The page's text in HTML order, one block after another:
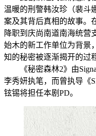
温暖的刑警韩汝珍（裴斗
案及其背后真相的故事。
降职到庆尚南道南海统营
始木的新工作单位为背景
知的秘密被逐渐揭开的过
《秘密森林2》由
李秀妍执笔，而曾执导《
铉锡将担任本剧PD。